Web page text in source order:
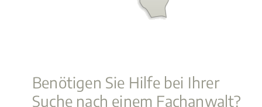
Benötigen Sie Hilfe bei Ihrer
Suche nach einem Fachanwalt?